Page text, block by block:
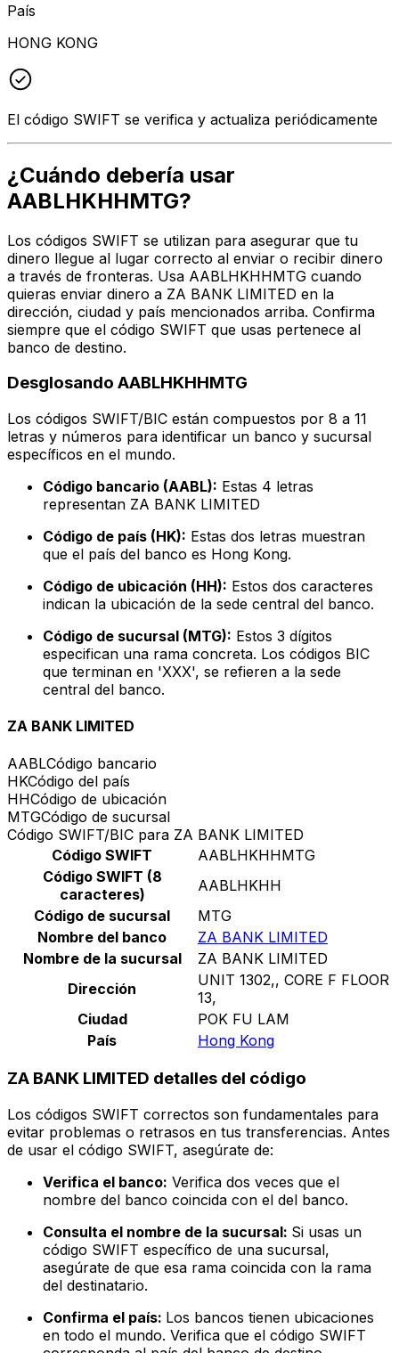
País
HONG KONG
El código SWIFT se verifica y actualiza periódicamente
¿Cuándo debería usar
AABLHKHHMTG?
Los códigos SWIFT se utilizan para asegurar que tu
dinero llegue al lugar correcto al enviar o recibir dinero
a través de fronteras. Usa AABLHKHHMTG cuando
quieras enviar dinero a ZA BANK LIMITED en la
dirección, ciudad y país mencionados arriba. Confirma
siempre que el código SWIFT que usas pertenece al
banco de destino.
Desglosando AABLHKHHMTG
Los códigos SWIFT/BIC están compuestos por 8 a 11
letras y números para identificar un banco y sucursal
específicos en el mundo.
Código bancario (AABL): Estas 4 letras
representan ZA BANK LIMITED
Código de país (HK): Estas dos letras muestran
que el país del banco es Hong Kong.
Código de ubicación (HH): Estos dos caracteres
indican la ubicación de la sede central del banco.
Código de sucursal (MTG): Estos 3 dígitos
especifican una rama concreta. Los códigos BIC
que terminan en 'XXX', se refieren a la sede
central del banco.
ZA BANK LIMITED
AABLCódigo bancario
HKCódigo del país
HHCódigo de ubicación
MTGCódigo de sucursal
Código SWIFT/BIC para ZA BANK LIMITED
Código SWIFT
AABLHKHHMTG
Código SWIFT (8
caracteres)
AABLHKHH
Código de sucursal
MTG
Nombre del banco
ZA BANK LIMITED
Nombre de la sucursal
ZA BANK LIMITED
Dirección
UNIT 1302,, CORE F FLOOR
13,
Ciudad
POK FU LAM
País
Hong Kong
ZA BANK LIMITED detalles del código
Los códigos SWIFT correctos son fundamentales para
evitar problemas o retrasos en tus transferencias. Antes
de usar el código SWIFT, asegúrate de:
Verifica el banco: Verifica dos veces que el
nombre del banco coincida con el del banco.
Consulta el nombre de la sucursal: Si usas un
código SWIFT específico de una sucursal,
asegúrate de que esa rama coincida con la rama
del destinatario.
Confirma el país: Los bancos tienen ubicaciones
en todo el mundo. Verifica que el código SWIFT